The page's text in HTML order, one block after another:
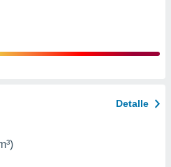
Detalle